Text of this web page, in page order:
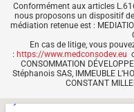
Conformément aux articles
nous proposons un dispositif
médiation retenue est :
En cas de litige, vous
: https://www.medconsodev.eu
CONSOMMATION
Stéphanois SAS, IMMEUBLE
CONSTANT